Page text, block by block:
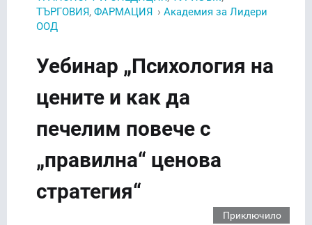
ТЪРГОВИЯ, ФАРМАЦИЯ › Академия за Лидери
ООД
Уебинар „Психология на
цените и как да
печелим повече с
„правилна“ ценова
стратегия“
Приключило